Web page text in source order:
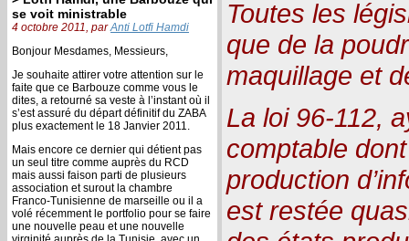
se voit ministrable
4 octobre 2011, parAnti Lotfi Hamdi
Bonjour Mesdames, Messieurs,
Je souhaite attirer votre attention sur le
faite que ce Barbouze comme vous le
dites, a retourné sa veste à l’instant où il
s’est assuré du départ définitif du ZABA
plus exactement le 18 Janvier 2011.
Mais encore ce dernier qui détient pas
un seul titre comme auprès du RCD
mais aussi faison parti de plusieurs
association et surout la chambre
Franco-Tunisienne de marseille ou il a
volé récemment le portfolio pour se faire
une nouvelle peau et une nouvelle
Toutes les
que de la
maquillage et
La loi 96-112,
comptable
production
est restée